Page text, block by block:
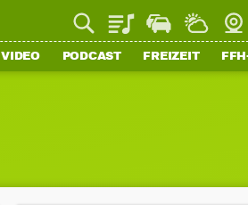
PlaylistStaupilotWetter
VIDEO PODCAST FREIZEIT